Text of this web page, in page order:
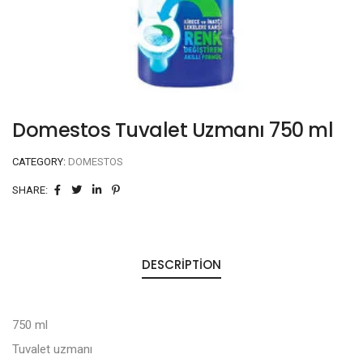
Domestos Tuvalet Uzmanı 750 ml
CATEGORY: DOMESTOS
SHARE:
DESCRIPTION
750 ml
Tuvalet uzmanı